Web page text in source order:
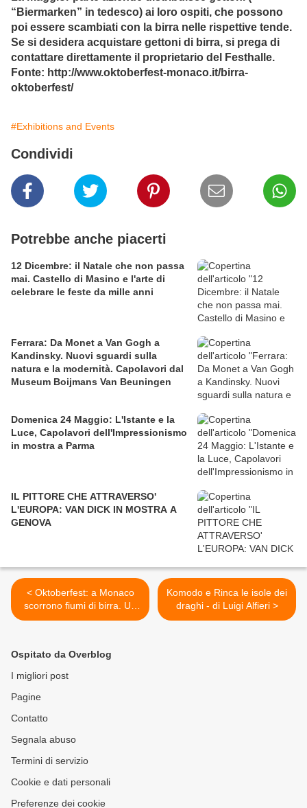
“Biermarken” in tedesco) ai loro ospiti, che possono
poi essere scambiati con la birra nelle rispettive tende.
Se si desidera acquistare gettoni di birra, si prega di
contattare direttamente il proprietario del Festhalle.
Fonte: http://www.oktoberfest-monaco.it/birra-
oktoberfest/
#Exhibitions and Events
Condividi
Potrebbe anche piacerti
12 Dicembre: il Natale che non passa
mai. Castello di Masino e l'arte di
celebrare le feste da mille anni
Ferrara: Da Monet a Van Gogh a
Kandinsky. Nuovi sguardi sulla
natura e la modernità. Capolavori dal
Museum Boijmans Van Beuningen
Domenica 24 Maggio: L'Istante e la
Luce, Capolavori dell'Impressionismo
in mostra a Parma
IL PITTORE CHE ATTRAVERSO'
L'EUROPA: VAN DICK IN MOSTRA A
GENOVA
< Oktoberfest: a Monaco
scorrono fiumi di birra. Un
ricordo del 2012
Komodo e Rinca le isole dei
draghi - di Luigi Alfieri >
Ospitato da Overblog
I migliori post
Pagine
Contatto
Segnala abuso
Termini di servizio
Cookie e dati personali
Preferenze dei cookie